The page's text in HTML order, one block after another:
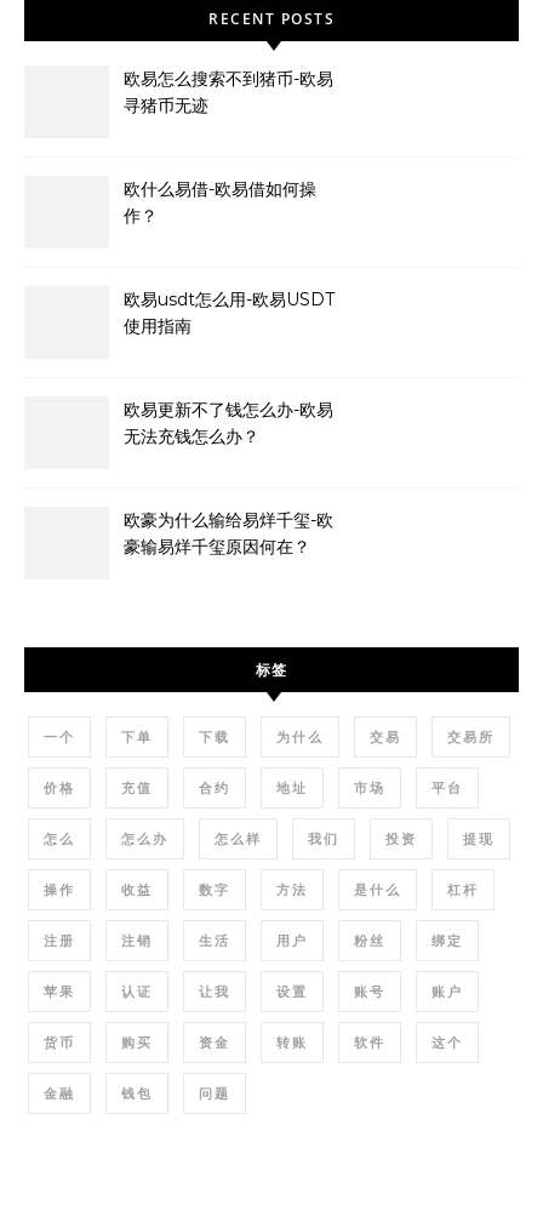
RECENT POSTS
欧易怎么搜索不到猪币-欧易
寻猪币无迹
欧什么易借-欧易借如何操
作？
欧易usdt怎么用-欧易USDT
使用指南
欧易更新不了钱怎么办-欧易
无法充钱怎么办？
欧豪为什么输给易烊千玺-欧
豪输易烊千玺原因何在？
标签
一个 下单 下载 为什么 交易 交易所
价格 充值 合约 地址 市场 平台
怎么 怎么办 怎么样 我们 投资 提现
操作 收益 数字 方法 是什么 杠杆
注册 注销 生活 用户 粉丝 绑定
苹果 认证 让我 设置 账号 账户
货币 购买 资金 转账 软件 这个
金融 钱包 问题